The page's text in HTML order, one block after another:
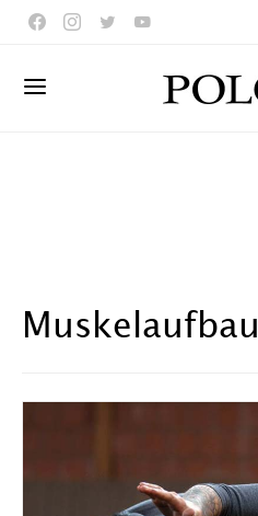
Muskelaufbau